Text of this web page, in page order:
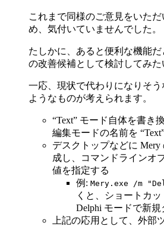
これまで同様のご意見をいた
め、気付いていませんでした。
たしかに、あると便利な機能
の改善候補として検討してみた
一応、現状で代わりになりそ
ようなものが考えられます。
“Text” モード自体を書き
編集モードの名前を
デスクトップなどに
成し、コマンドラインオ
値を指定する
例: Mery.exe /m
くと、ショートカ
Delphi モードで新規
上記の応用として、外部